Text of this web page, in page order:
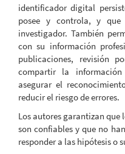
identificador digital
posee y controla, y
investigador. También
con su información
publicaciones, revisión
compartir la
asegurar el
reducir el riesgo de errores.
Los autores garantizan que
son confiables y que no
responder a las hipótesis o